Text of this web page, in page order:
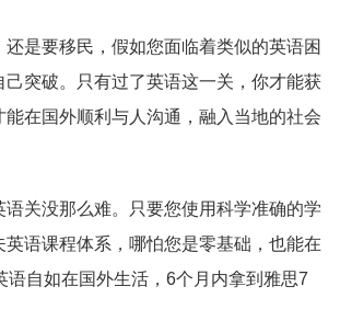
还是要移民，假如您面临着类似的英语困
己突破。只有过了英语这一关，你才能获
能在国外顺利与人沟通，融入当地的社会
语关没那么难。只要您使用科学准确的学
英语课程体系，哪怕您是零基础，也能在
语自如在国外生活，6个月内拿到雅思7